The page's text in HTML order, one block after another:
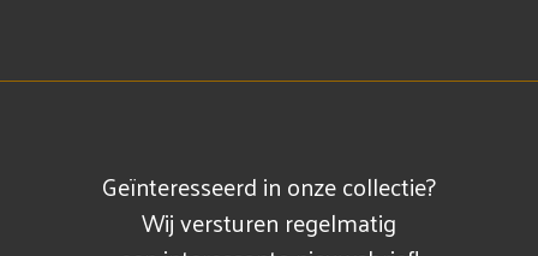
Geïnteresseerd in onze collectie?
Wij versturen regelmatig